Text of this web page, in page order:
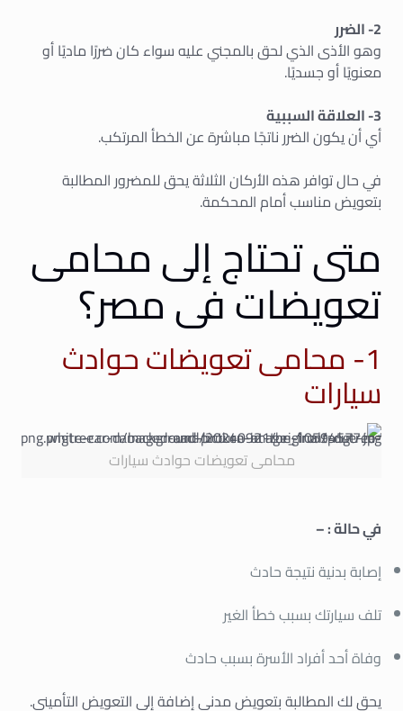
2- الضرر
وهو الأذى الذي لحق بالمجني عليه سواء كان ضررًا ماديًا أو
معنويًا أو جسديًا.
3- العلاقة السببية
أي أن يكون الضرر ناتجًا مباشرة عن الخطأ المرتكب.
في حال توافر هذه الأركان الثلاثة يحق للمضرور المطالبة
بتعويض مناسب أمام المحكمة.
متى تحتاج إلى محامى
تعويضات فى مصر؟
1- محامى تعويضات حوادث
سيارات
محامى تعويضات حوادث سيارات
في حالة : –
إصابة بدنية نتيجة حادث
تلف سيارتك بسبب خطأ الغير
وفاة أحد أفراد الأسرة بسبب حادث
يحق لك المطالبة بتعويض مدني إضافة إلى التعويض التأميني.